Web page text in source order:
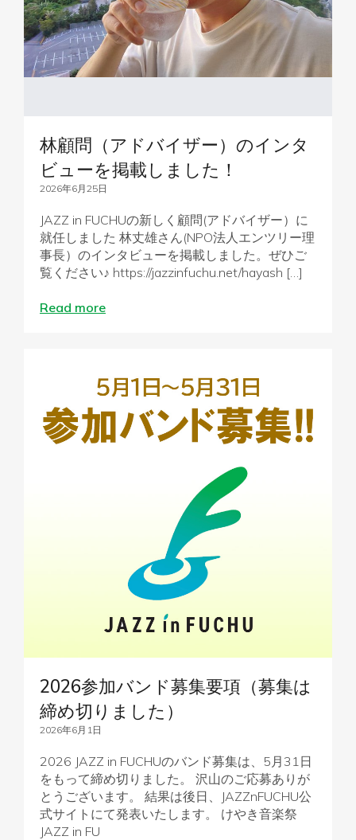
林顧問（アドバイザー）のインタ
ビューを掲載しました！
2026年6月25日
JAZZ in FUCHUの新しく顧問(アドバイザー）に
就任しました 林丈雄さん(NPO法人エンツリー理
事長）のインタビューを掲載しました。ぜひご
覧ください♪ https://jazzinfuchu.net/hayash […]
Read more
2026参加バンド募集要項（募集は
締め切りました）
2026年6月1日
2026 JAZZ in FUCHUのバンド募集は、5月31日
をもって締め切りました。 沢山のご応募ありが
とうございます。 結果は後日、JAZZnFUCHU公
式サイトにて発表いたします。 けやき音楽祭
JAZZ in FU